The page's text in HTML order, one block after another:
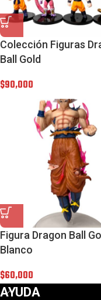
Colección Figuras
Ball Gold
$90,000
Figura Dragon Ball
Blanco
$60,000
AYUDA